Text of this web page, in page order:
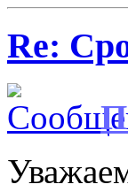
Re: